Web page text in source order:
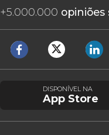
+5.000.000 opiniões
DISPONÍVEL NA
App Store